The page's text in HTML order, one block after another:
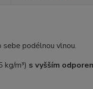
sebe podélnou vlnou.
kg/m³) s vyšším